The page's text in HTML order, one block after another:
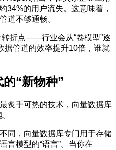
34%的用户流失。这意味着，
道不够通畅。
折点——行业会从“卷模型”逐
据管道的效率提升10倍，谁就
的“新物种”
炙手可热的技术，向量数据库
同，向量数据库专门用于存储
模型的“语言”。当你在